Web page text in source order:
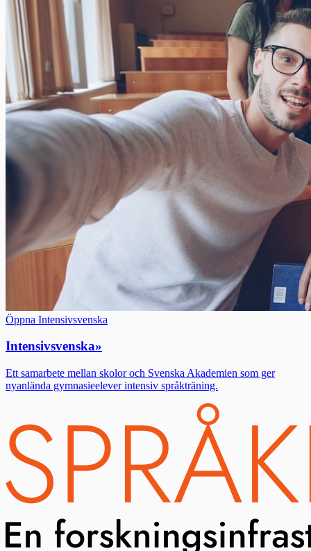
Öppna Intensivsvenska
Intensivsvenska»
Ett samarbete mellan skolor och Svenska Akademien som ger
nyanlända gymnasieelever intensiv språkträning.